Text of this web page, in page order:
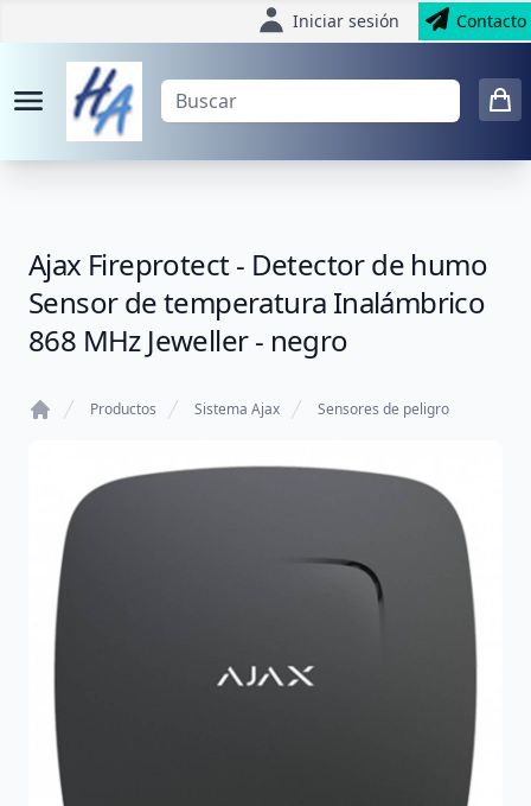
Iniciar sesión Contacto
Ajax Fireprotect - Detector de humo
Sensor de temperatura Inalámbrico
868 MHz Jeweller - negro
Productos Sistema Ajax Sensores de peligro